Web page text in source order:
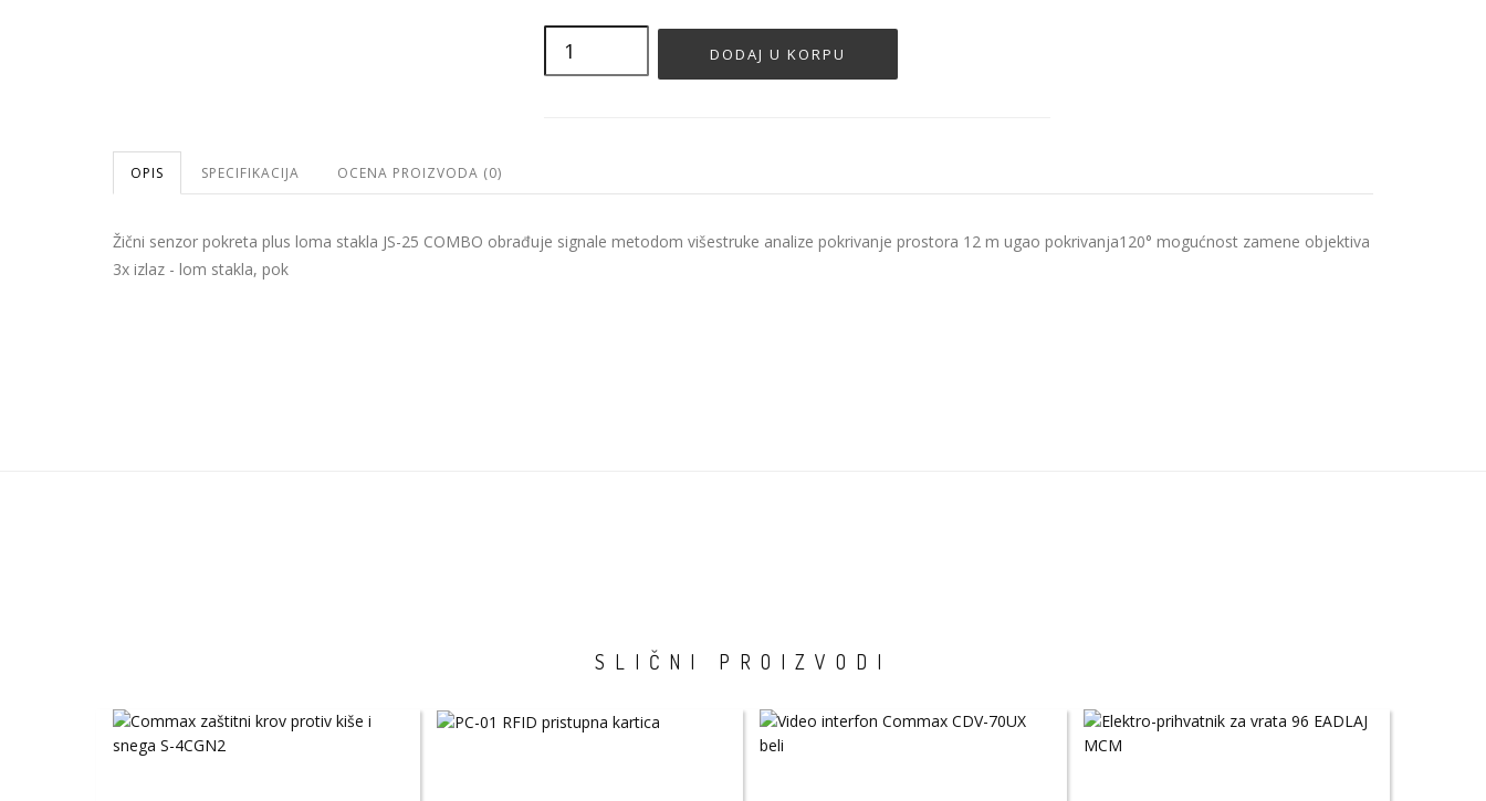
OPIS SPECIFIKACIJA OCENA PROIZVODA (0)
Žični senzor pokreta plus loma stakla JS-25 COMBO obrađuje signale metodom višestruke analize pokrivanje prostora 12 m ugao pokrivanja120° mogućnost zamene objektiva
3x izlaz - lom stakla, pok
SLIČNI PROIZVODI